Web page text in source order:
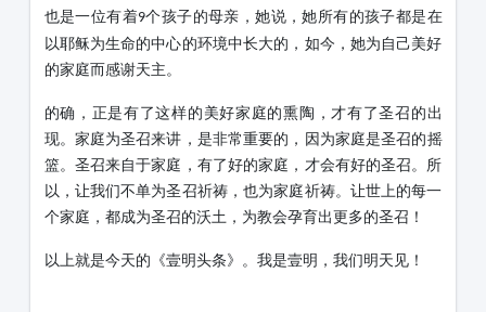
也是一位有着9个孩子的母亲，她说，她所有的孩子都是在
以耶稣为生命的中心的环境中长大的，如今，她为自己美好
的家庭而感谢天主。
的确，正是有了这样的美好家庭的熏陶，才有了圣召的出
现。家庭为圣召来讲，是非常重要的 ，
因为家庭是圣召的摇
篮。圣召来自于家庭，有了好的家庭，才会有好的圣召。所
以，让我们不单为圣召祈祷，也为家庭祈祷。让世上的每一
个家庭，都成为圣召的沃土，为教会孕育出更多的圣召！
以上就是今天的《壹明头条》。我是壹明，我们明天见！